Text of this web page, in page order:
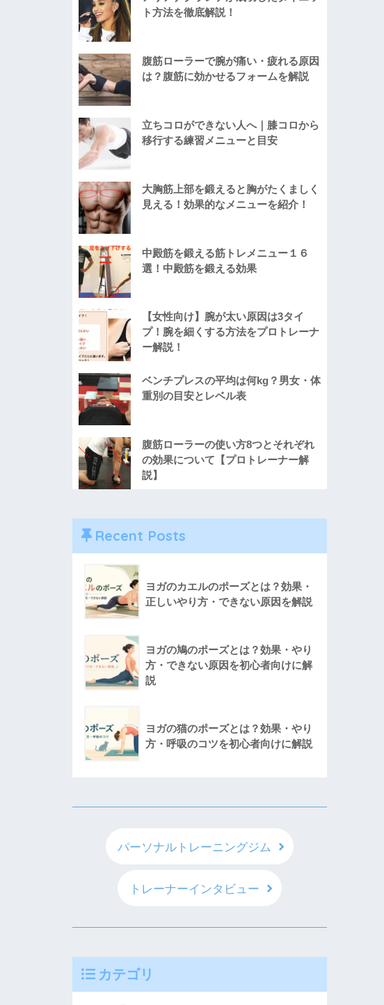
ト方法を徹底解説！
腹筋ローラーで腕が痛い・疲れる原因
は？腹筋に効かせるフォームを解説
立ちコロができない人へ｜膝コロから
移行する練習メニューと目安
大胸筋上部を鍛えると胸がたくましく
見える！効果的なメニューを紹介！
中殿筋を鍛える筋トレメニュー１６
選！中殿筋を鍛える効果
【女性向け】腕が太い原因は3タイ
プ！腕を細くする方法をプロトレーナ
ー解説！
ベンチプレスの平均は何kg？男女・体
重別の目安とレベル表
腹筋ローラーの使い方8つとそれぞれ
の効果について【プロトレーナー解
説】
Recent Posts
ヨガのカエルのポーズとは？効果・
正しいやり方・できない原因を解説
ヨガの鳩のポーズとは？効果・やり
方・できない原因を初心者向けに解
説
ヨガの猫のポーズとは？効果・やり
方・呼吸のコツを初心者向けに解説
パーソナルトレーニングジム
トレーナーインタビュー
カテゴリ